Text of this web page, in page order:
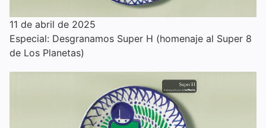
11 de abril de 2025
Especial: Desgranamos Super H (homenaje al Super 8
de Los Planetas)